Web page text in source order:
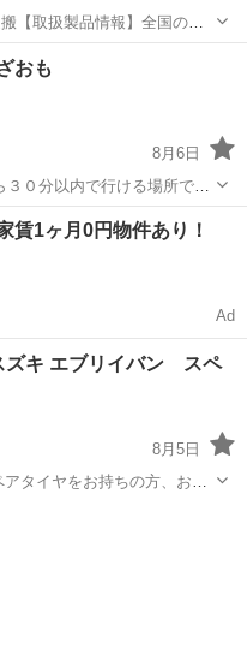
【取扱製品情報】全国のス
ぶ、 あの大人気発酵食品を
おも
8月6日
０分以内で行ける場所であ
/ください 場所
賃1ヶ月0円物件あり！
Ad
ズキ エブリイバン スペ
8月5日
タイヤをお持ちの方、お譲